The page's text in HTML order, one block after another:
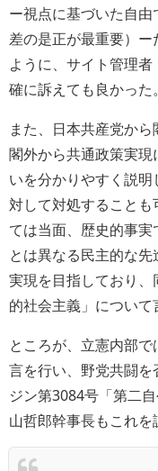
ー視点に基づいた自
差の是正が最重要）
ように、サイト管理
確に訴えても良かった。
また、日本共産党か
閣外から共通政策実
いを分かりやすく説
対して対処すること
ては当面、歴史的事
とは異なる民主的な
実現を目指しており
的社会主義」について
ところが、立憲内部
言を行い、野党共闘
ジン第3084号「第二
山哲郎幹事長もこれを